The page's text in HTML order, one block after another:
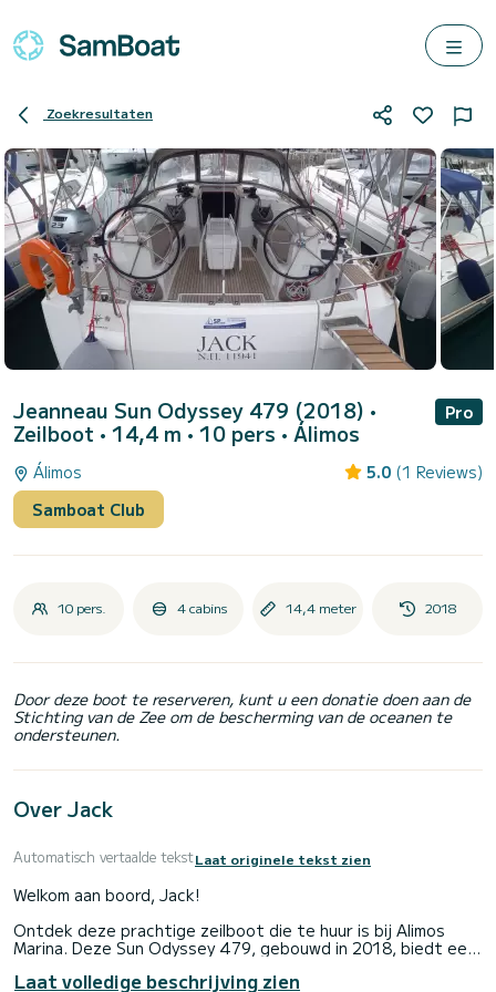
Zoekresultaten
Jeanneau Sun Odyssey 479 (2018) •
Zeilboot • 14,4 m • 10 pers • Álimos
Pro
Álimos 5.0 (1 Reviews)
Samboat Club
10 pers. 4 cabins 14,4 meter 2018
Door deze boot te reserveren, kunt u een donatie doen aan de
Stichting van de Zee om de bescherming van de oceanen te
ondersteunen.
Over Jack
Automatisch vertaalde tekstLaat originele tekst zien
Welkom aan boord, Jack!
Ontdek deze prachtige zeilboot die te huur is bij Alimos
Marina. Deze Sun Odyssey 479, gebouwd in 2018, biedt een
vriendenvakantie.
Laat volledige beschrijving zien